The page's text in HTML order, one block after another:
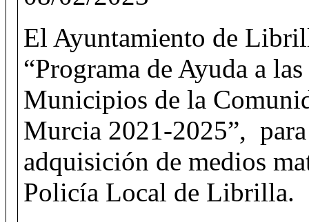
El Ayuntamiento de
“Programa de Ayuda a
Municipios de la
Murcia 2021-2025”,
adquisición de medios
Policía Local de Librilla.